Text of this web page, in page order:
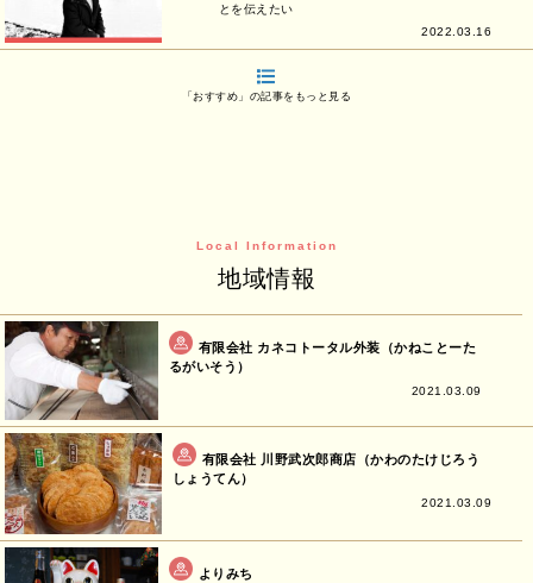
とを伝えたい
2022.03.16
「おすすめ」の記事をもっと見る
Local Information
地域情報
有限会社 カネコトータル外装（かねことーた
るがいそう）
2021.03.09
有限会社 川野武次郎商店（かわのたけじろう
しょうてん）
2021.03.09
よりみち